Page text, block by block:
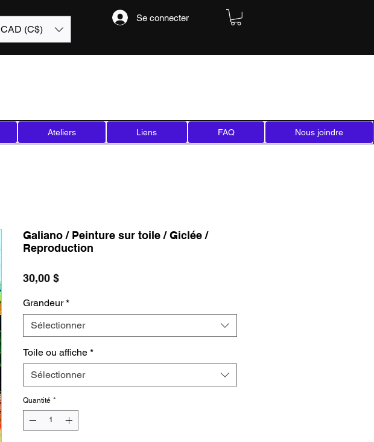
Se connecter
CAD (C$)
Ateliers Liens FAQ Nous joindre
Galiano / Peinture sur toile / Giclée /
Reproduction
30,00 $Prix
Grandeur *
Sélectionner
Toile ou affiche *
Sélectionner
Quantité *